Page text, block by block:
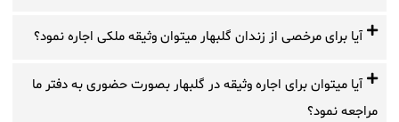
آیا برای مرخصی از زندان گلبهار میتوان وثیقه ملکی اجاره نمود؟
آیا میتوان برای اجاره وثیقه در گلبهار بصورت حضوری به دفتر ما
مراجعه نمود؟